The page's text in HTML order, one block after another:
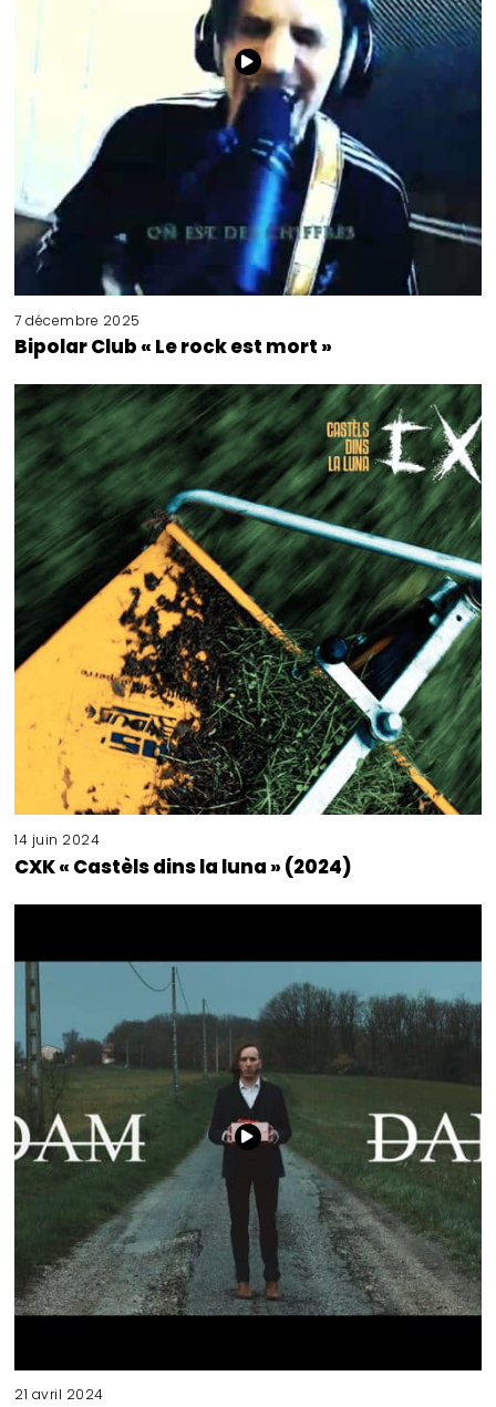
7 décembre 2025
Bipolar Club « Le rock est mort »
14 juin 2024
CXK « Castèls dins la luna » (2024)
21 avril 2024